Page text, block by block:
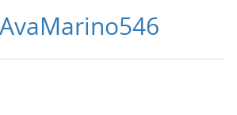
AvaMarino546